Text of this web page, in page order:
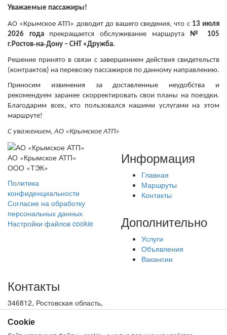
Уважаемые пассажиры!
АО «Крымское АТП» доводит до вашего сведения, что с 13 июля
2026 годапрекращается обслуживание маршрута№ 105
г.Ростов‑на‑Дону – СНТ «Дружба.
Решение принято в связи с завершением действия свидетельств
(контрактов) на перевозку пассажиров по данному направлению.
Приносим извинения за доставленные неудобства и
рекомендуем заранее скорректировать свои планы на поездки.
Благодарим всех, кто пользовался нашими услугами на этом
маршруте!
С уважением, АО «Крымское АТП»
АО «Крымское АТП»
ООО «ТЭК»
Политика
конфиденциальности
Согласие на обработку
персональных данных
Настройки файлов cookie
Информация
Главная
Маршруты
Контакты
Дополнительно
Услуги
Объявления
Вакансии
Контакты
346812, Ростовская область,
Мясниковский район, село
Крым, улица 5 линия, 1
Сookie